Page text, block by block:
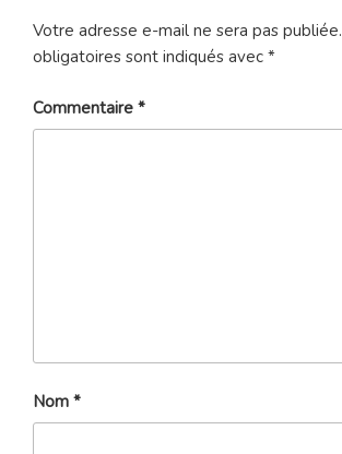
Votre adresse e-mail ne sera pas publiée.
obligatoires sont indiqués avec *
Commentaire *
Nom *